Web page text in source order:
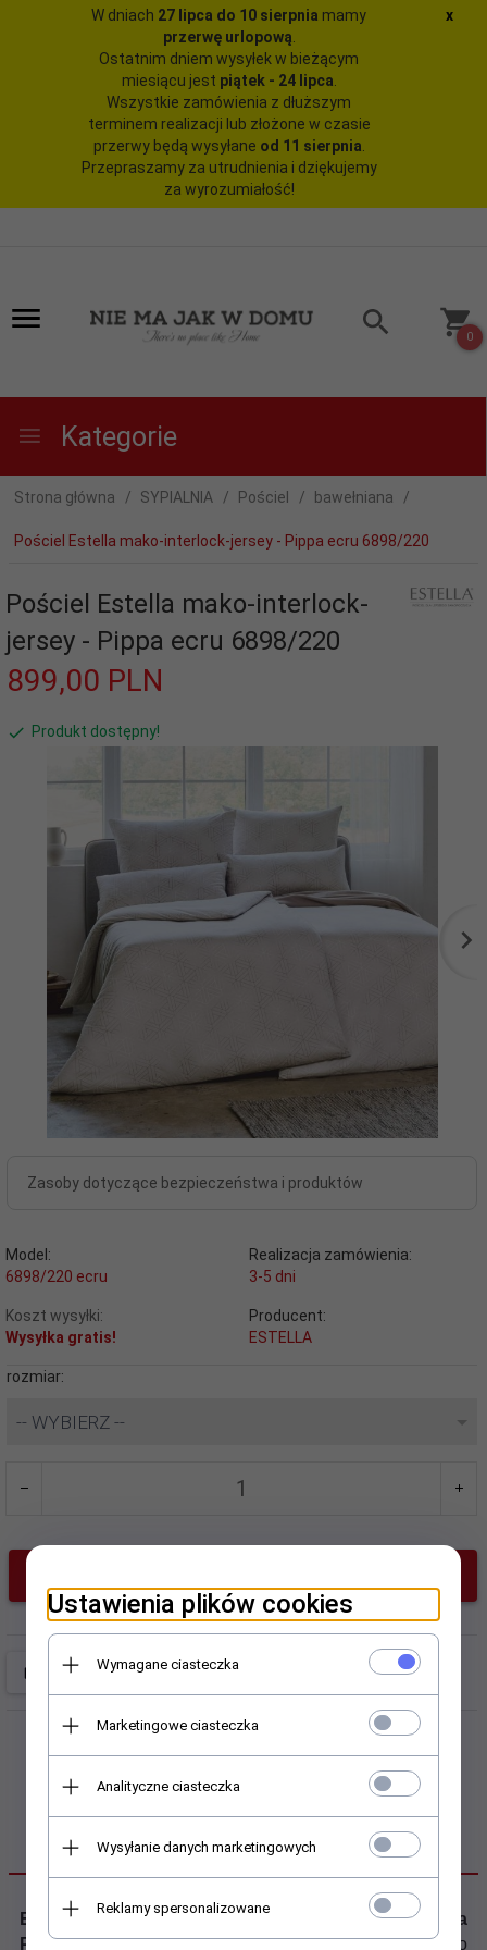
W dniach 27 lipca do 10 sierpnia mamy
przerwę urlopową.
Ostatnim dniem wysyłek w bieżącym
miesiącu jest piątek - 24 lipca.
Wszystkie zamówienia z dłuższym
terminem realizacji lub złożone w czasie
przerwy będą wysyłane od 11 sierpnia.
Przepraszamy za utrudnienia i dziękujemy
za wyrozumiałość!
x
0
Kategorie
Strona główna SYPIALNIA Pościel bawełniana
Pościel Estella mako-interlock-jersey - Pippa ecru 6898/220
Pościel Estella mako-interlock-
jersey - Pippa ecru 6898/220
899,00 PLN
Produkt dostępny!
Zasoby dotyczące bezpieczeństwa i produktów
Model:
6898/220 ecru
Realizacja zamówienia:
3-5 dni
Koszt wysyłki:
Wysyłka gratis!
Producent:
ESTELLA
rozmiar:
-- WYBIERZ --
OPIS PRODUKTU
Elegancka pościel mako-interlock-jersey Estella
Pippa. Pościel doskonałej jakości, wykonana z bawełny o
Ustawienia plików cookies
Wymagane ciasteczka
Marketingowe ciasteczka
Analityczne ciasteczka
Wysyłanie danych marketingowych
Reklamy spersonalizowane